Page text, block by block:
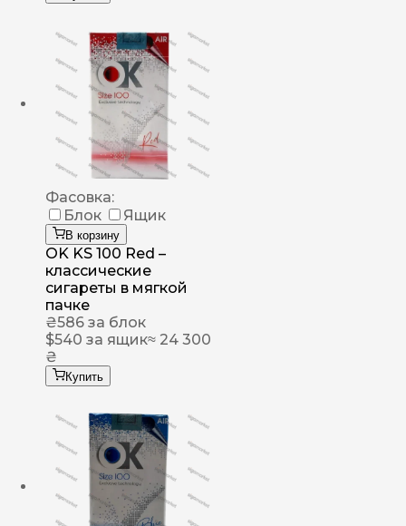
Фасовка:
Блок
Ящик
В корзину
OK KS 100 Red –
классические
сигареты в мягкой
пачке
₴586 за блок
$540 за ящик≈ 24 300
₴
Купить